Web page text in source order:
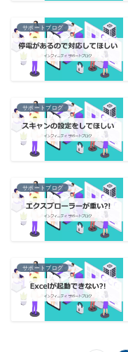
サポートブログ
サポートブログ
サポートブログ
サポートブログ